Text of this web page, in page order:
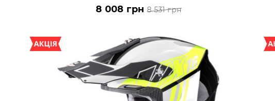
8 008 грн 8 531 грн